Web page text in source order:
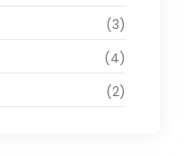
(3)
(4)
(2)